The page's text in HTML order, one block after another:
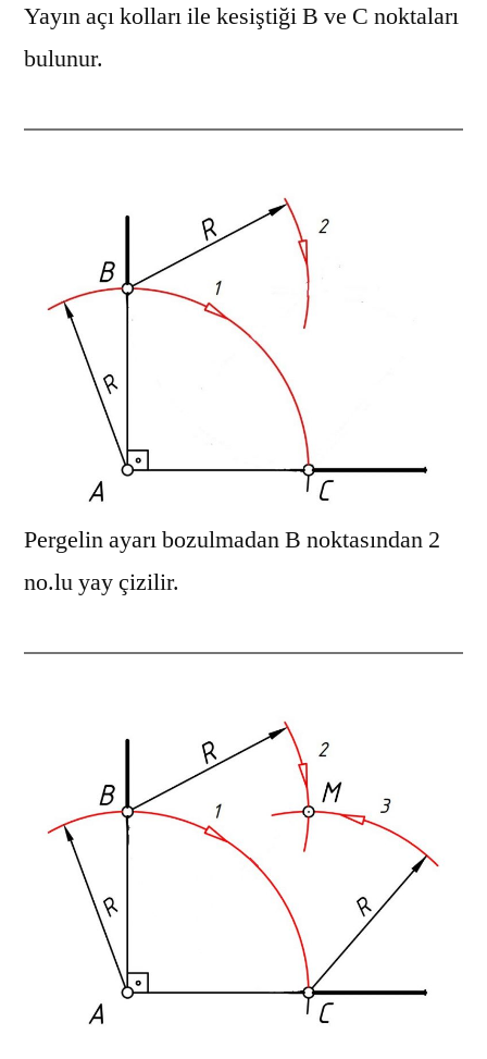
Yayın açı kolları ile kesiştiği B ve C noktaları
bulunur.
Pergelin ayarı bozulmadan B noktasından 2
no.lu yay çizilir.